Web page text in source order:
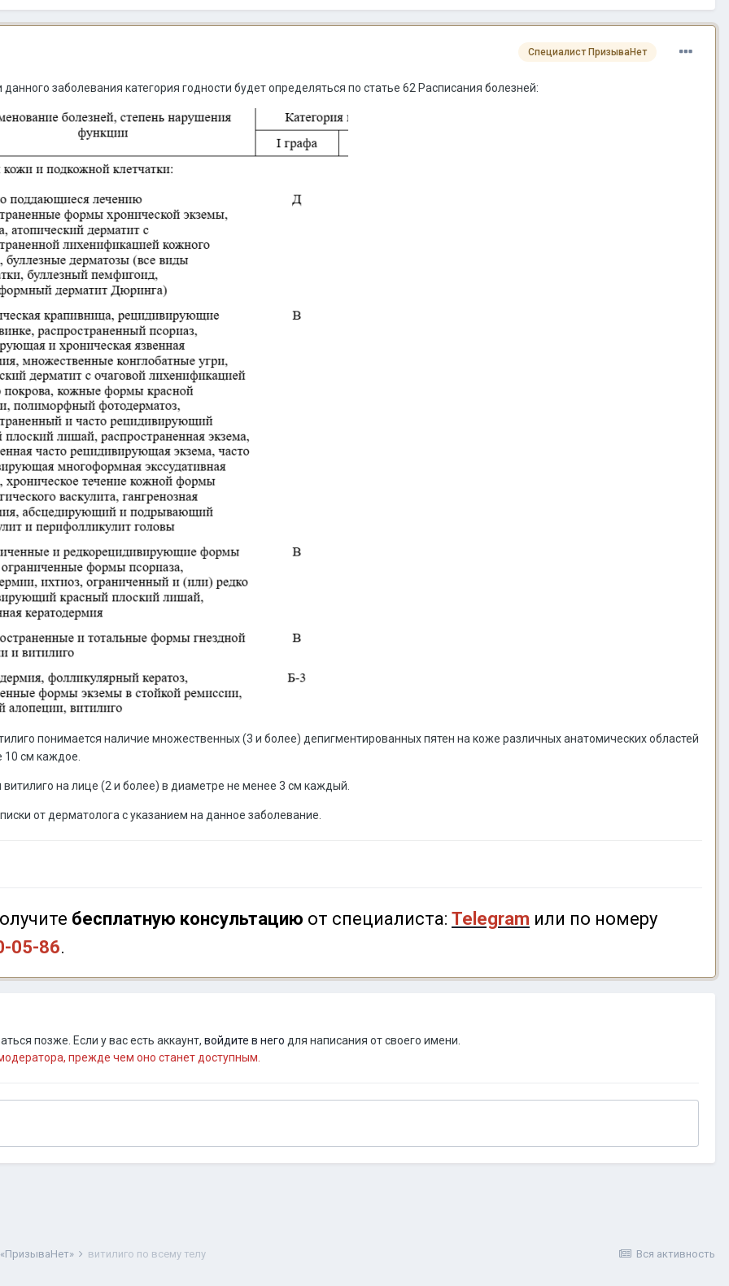
Специалист ПризываНет
заболевания категория годности будет определяться по статье 62 Расписания болезней:
понимается наличие множественных (3 и более) депигментированных пятен на коже различных анатомических областей
см каждое.
витилиго на лице (2 и более) в диаметре не менее 3 см каждый.
от дерматолога с указанием на данное заболевание.
бесплатную консультацию от специалиста: Telegram или по номеру
05-86.
позже. Если у вас есть аккаунт, войдите в него для написания от своего имени.
прежде чем оно станет доступным.
Вся активность
витилиго по всему телу